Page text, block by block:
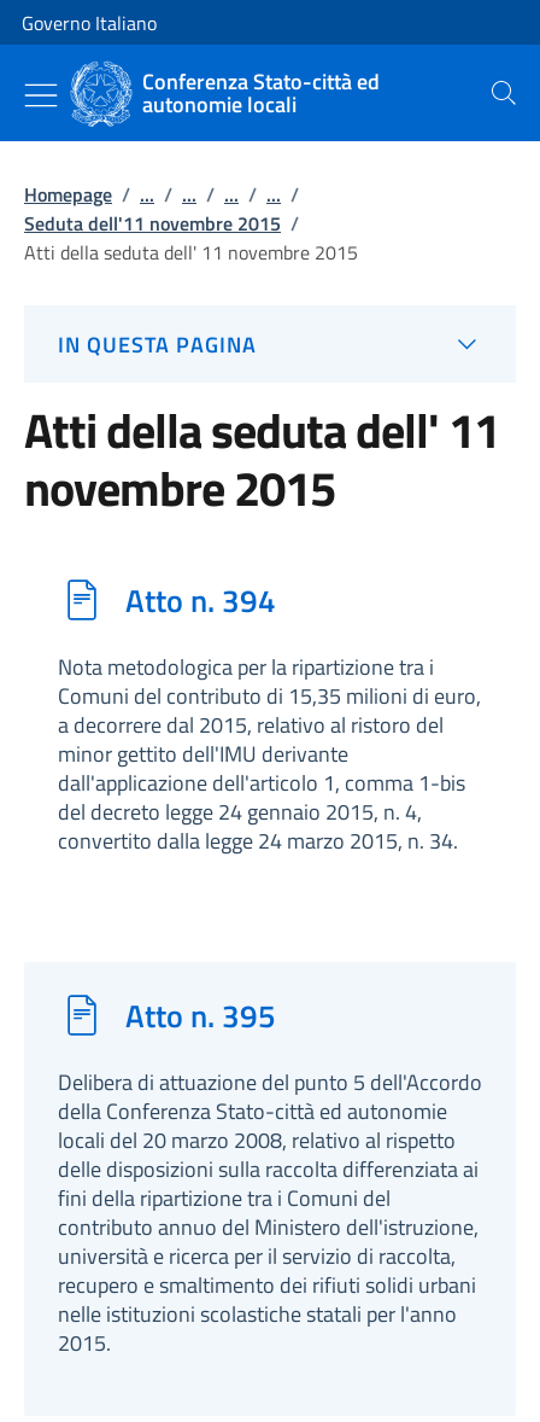
Vai al contenuto
Vai alla navigazione del sito
Governo Italiano
Conferenza Stato-città ed
autonomie locali Cerca
Homepage / ... / ... / ... / ... /
Seduta dell'11 novembre 2015 /
Atti della seduta dell' 11 novembre 2015
IN QUESTA PAGINA
Atti della seduta dell' 11
novembre 2015
Atto n. 394
Nota metodologica per la ripartizione tra i
Comuni del contributo di 15,35 milioni di euro,
a decorrere dal 2015, relativo al ristoro del
minor gettito dell'IMU derivante
dall'applicazione dell'articolo 1, comma 1-bis
del decreto legge 24 gennaio 2015, n. 4,
convertito dalla legge 24 marzo 2015, n. 34.
Atto n. 395
Delibera di attuazione del punto 5 dell'Accordo
della Conferenza Stato-città ed autonomie
locali del 20 marzo 2008, relativo al rispetto
delle disposizioni sulla raccolta differenziata ai
fini della ripartizione tra i Comuni del
contributo annuo del Ministero dell'istruzione,
università e ricerca per il servizio di raccolta,
recupero e smaltimento dei rifiuti solidi urbani
nelle istituzioni scolastiche statali per l'anno
2015.